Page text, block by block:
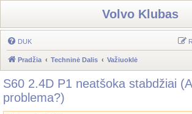
Volvo Klubas
DUK
Pradžia Techninė Dalis Važiuoklė
S60 2.4D P1 neatšoka stabdžiai
problema?)